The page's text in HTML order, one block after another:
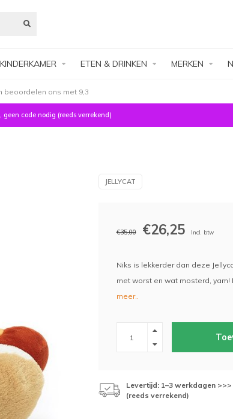
KINDERKAMER ETEN & DRINKEN MERKEN
Eenvoudig achteraf betalen
geen code nodig (reeds verrekend)
JELLYCAT
€35,00 €26,25 Incl. btw
Niks is lekkerder dan deze
met worst en wat mosterd, yam!
meer..
Levertijd: 1–3 werkdagen
(reeds verrekend)